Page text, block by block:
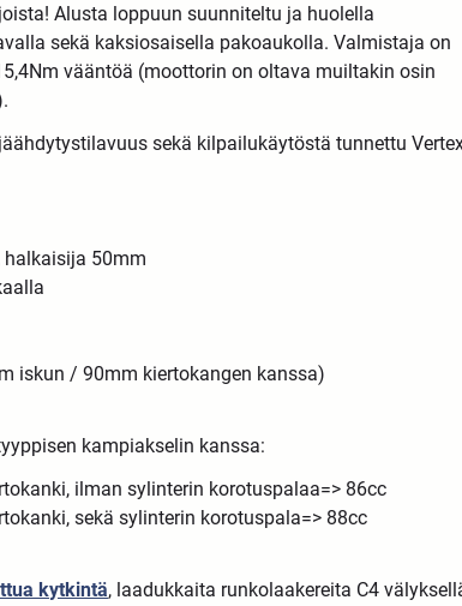
Alusta loppuun suunniteltu ja huolella
sekä kaksiosaisella pakoaukolla. Valmistaja on
vääntöä (moottorin on oltava muiltakin osin
sekä kilpailukäytöstä tunnettu
50mm
iskun / 90mm kiertokangen kanssa)
kampiakselin kanssa:
ilman sylinterin korotuspalaa=> 86cc
sekä sylinterin korotuspala=> 88cc
kytkintä, laadukkaita runkolaakereita C4